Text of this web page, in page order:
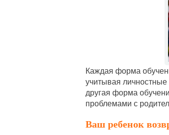
Каждая форма
учитывая
другая форма
проблемами с
Ваш ребенок